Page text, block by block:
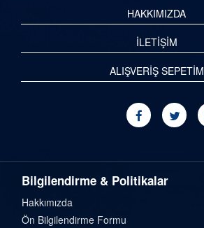
HAKKIMIZDA
İLETİŞİM
ALIŞVERİŞ SEPETİM
Bilgilendirme & Politikalar
Hakkımızda
Ön Bilgilendirme Formu